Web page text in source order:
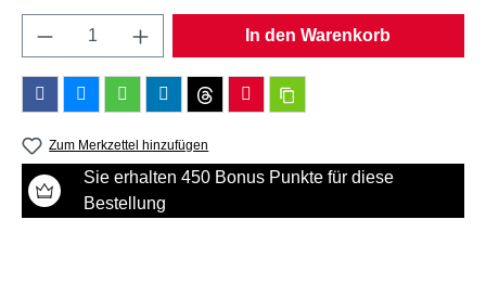
Produkt Anzahl: Gib den gewünschten
In den Warenkorb
Zum Merkzettel hinzufügen
Sie erhalten 450 Bonus Punkte für diese
Bestellung